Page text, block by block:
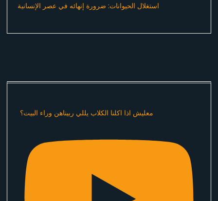
استغلال الحيوانات: ضرورة إنهائه في عصر الإنسانية
معليش اذا اكلنا الكلاب يللي ربيناهن وراء البيت؟